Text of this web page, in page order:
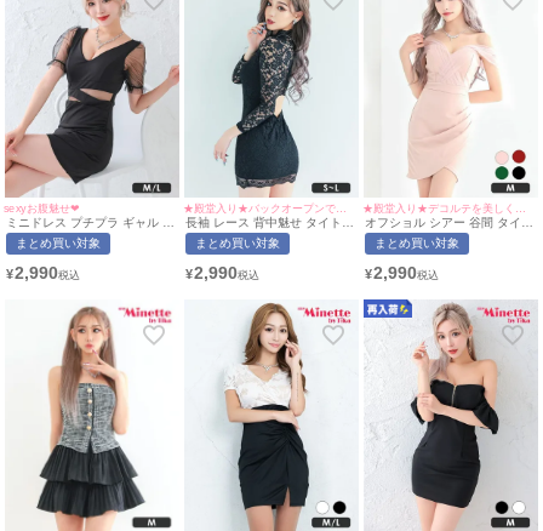
sexyお腹魅せ❤︎
ミニドレス プチプラ ギャル タ
イト セクシー 半袖 シアー袖
谷間 ウエストカット 黒 キャバ
ズ対応) | myMinette/マイミネ
まとめ買い対象
¥2,990
★殿堂入り★バックオープンで大胆セクシー◎
長袖 レース 背中魅せ タイト
ミニドレス (せいせい着用/S~M
サイズ対応) | myMinette/マイ
まとめ買い対象
¥2,990
オフショル シアー 谷間 タイト
ミニドレス (ひなたまる着用/M
サイズ対応) | myMinette/マイ
まとめ買い対象
¥2,990